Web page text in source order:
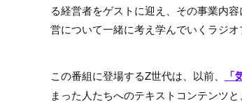
る経営者をゲストに迎え、その事業内
営について一緒に考え学んでいくラジオ
この番組に登場するZ世代は、以前、
まった人たちへのテキストコンテンツ